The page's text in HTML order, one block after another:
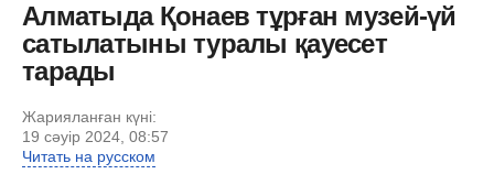
Алматыда Қонаев тұрған музей-үй
сатылатыны туралы қауесет
тарады
Жарияланған күні:
19 сәуір 2024, 08:57
Читать на русском